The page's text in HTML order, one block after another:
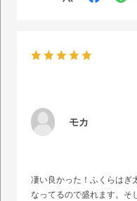
モカ
凄い良かった！ふくらはぎ
なってるので盛れます。そ